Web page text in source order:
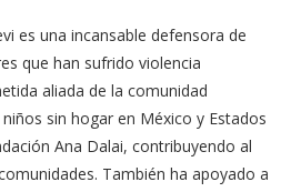
es una incansable defensora de
que han sufrido violencia
aliada de la comunidad
sin hogar en México y Estados
Ana Dalai, contribuyendo al
También ha apoyado a